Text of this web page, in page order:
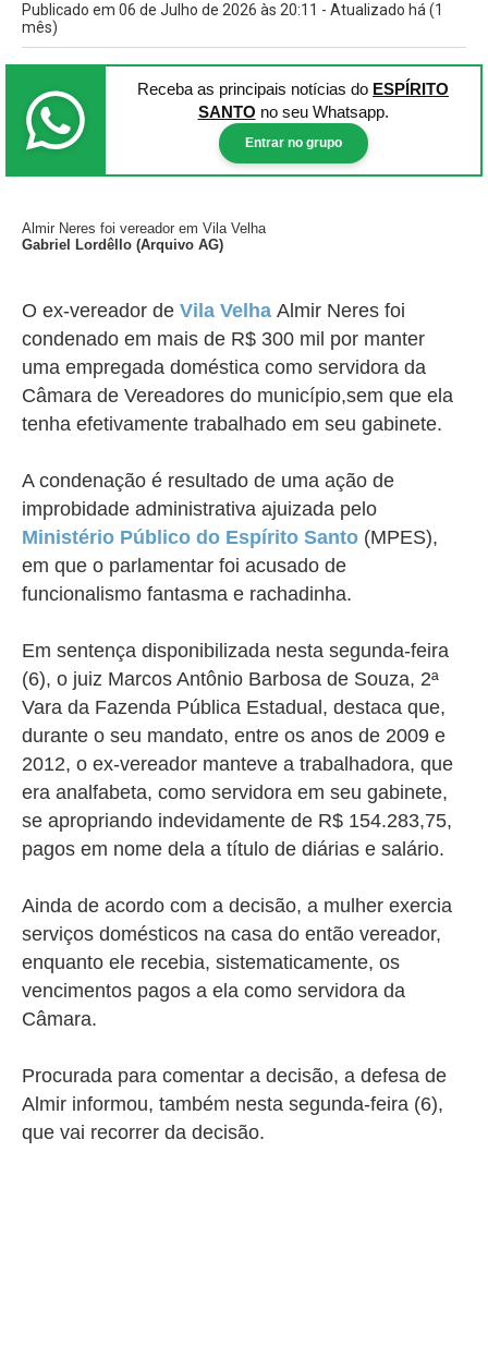
Publicado em 06 de Julho de 2026 às 20:11 - Atualizado há (1
mês)
Receba as principais notícias do ESPÍRITO
SANTO no seu Whatsapp.
Entrar no grupo
Almir Neres foi vereador em Vila Velha
Gabriel Lordêllo (Arquivo AG)
O ex-vereador de Vila Velha Almir Neres foi
condenado em mais de R$ 300 mil por manter
uma empregada doméstica como servidora da
Câmara de Vereadores do município,sem que ela
tenha efetivamente trabalhado em seu gabinete.
A condenação é resultado de uma ação de
improbidade administrativa ajuizada pelo
Ministério Público do Espírito Santo (MPES),
em que o parlamentar foi acusado de
funcionalismo fantasma e rachadinha.
Em sentença disponibilizada nesta segunda-feira
(6), o juiz Marcos Antônio Barbosa de Souza, 2ª
Vara da Fazenda Pública Estadual, destaca que,
durante o seu mandato, entre os anos de 2009 e
2012, o ex-vereador manteve a trabalhadora, que
era analfabeta, como servidora em seu gabinete,
se apropriando indevidamente de R$ 154.283,75,
pagos em nome dela a título de diárias e salário.
Ainda de acordo com a decisão, a mulher exercia
serviços domésticos na casa do então vereador,
enquanto ele recebia, sistematicamente, os
vencimentos pagos a ela como servidora da
Câmara.
Procurada para comentar a decisão, a defesa de
Almir informou, também nesta segunda-feira (6),
que vai recorrer da decisão.